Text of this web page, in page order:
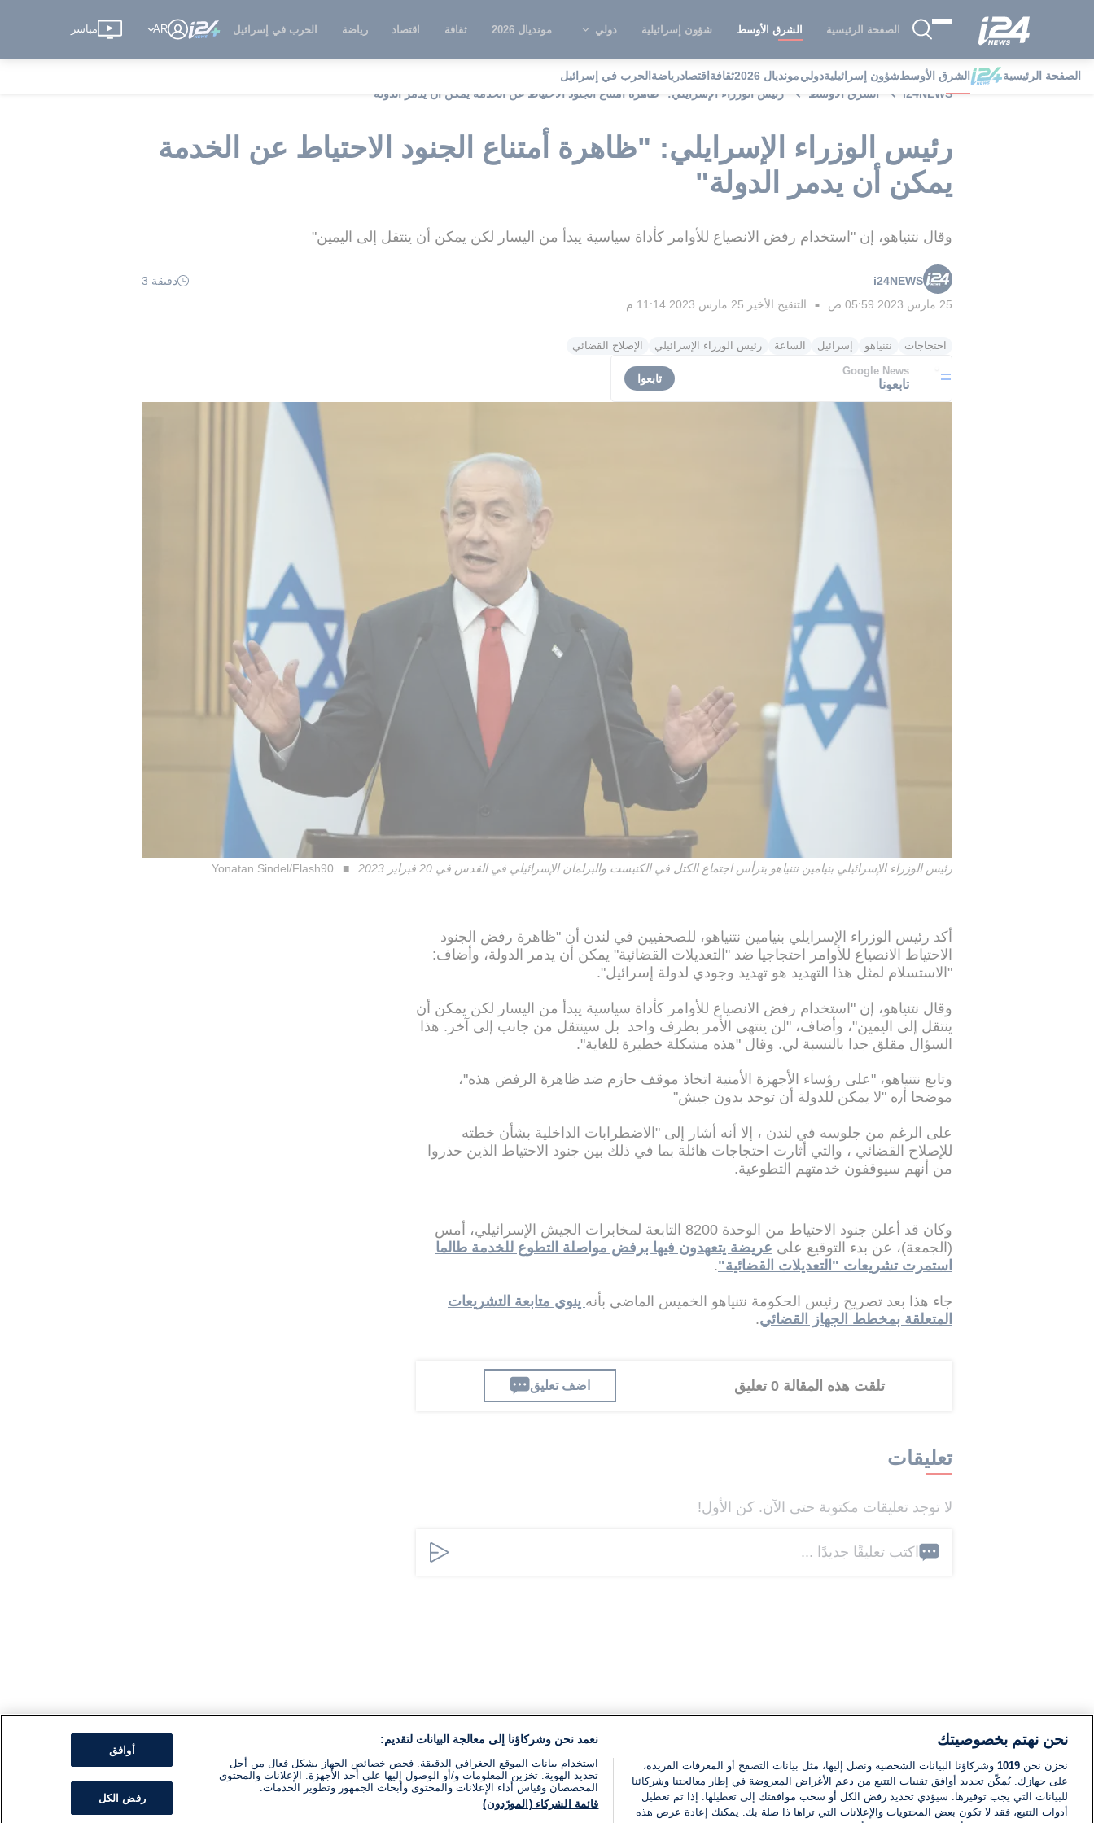
الصفحة الرئيسية الشرق الأوسط شؤون إسرائيلية دولي مونديال 2026 ثقافة اقتصاد رياضة الحرب في إسرائيل AR مباشر
الصفحة الرئيسية الشرق الأوسطشؤون إسرائيليةدوليمونديال 2026 ثقافة اقتصادرياضة الحرب في إسرائيل
i24NEWS
الشرق الأوسط رئيس الوزراء الإسرايلي: "ظاهرة أمتناع الجنود الاحتياط عن الخدمة يمكن أن يدمر الدولة"
رئيس الوزراء الإسرايلي: "ظاهرة أمتناع الجنود الاحتياط عن الخدمة
يمكن أن يدمر الدولة"
وقال نتنياهو، إن "استخدام رفض الانصياع للأوامر كأداة سياسية يبدأ من اليسار لكن يمكن أن ينتقل إلى اليمين"
i24NEWS
دقيقة 3
25 مارس 2023 05:59 ص
■ التنقيح الأخير 25 مارس 2023 11:14 م
احتجاجات نتنياهو إسرائيل الساعة رئيس الوزراء الإسرائيلي الإصلاح القضائي
Google News
تابعونا تابعوا
رئيس الوزراء الإسرائيلي بنيامين نتنياهو يترأس اجتماع الكتل في الكنيست والبرلمان الإسرائيلي في القدس في 20 فبراير 2023 Yonatan Sindel/Flash90
أكد رئيس الوزراء الإسرايلي بنيامين نتنياهو، للصحفيين في لندن أن "ظاهرة رفض الجنود
الاحتياط الانصياع للأوامر احتجاجيا ضد "التعديلات القضائية" يمكن أن يدمر الدولة، وأضاف:
"الاستسلام لمثل هذا التهديد هو تهديد وجودي لدولة إسرائيل".
وقال نتنياهو، إن "استخدام رفض الانصياع للأوامر كأداة سياسية يبدأ من اليسار لكن يمكن أن
ينتقل إلى اليمين"، وأضاف، "لن ينتهي الأمر بطرف واحد بل سينتقل من جانب إلى آخر. هذا
السؤال مقلق جدا بالنسبة لي. وقال "هذه مشكلة خطيرة للغاية".
وتابع نتنياهو، "على رؤساء الأجهزة الأمنية اتخاذ موقف حازم ضد ظاهرة الرفض هذه"،
موضحا أ٫ه "لا يمكن للدولة أن توجد بدون جيش"
على الرغم من جلوسه في لندن ، إلا أنه أشار إلى "الاضطرابات الداخلية بشأن خطته
للإصلاح القضائي ، والتي أثارت احتجاجات هائلة بما في ذلك بين جنود الاحتياط الذين حذروا
من أنهم سيوقفون خدمتهم التطوعية.
وكان قد أعلن جنود الاحتياط من الوحدة 8200 التابعة لمخابرات الجيش الإسرائيلي، أمس
(الجمعة)، عن بدء التوقيع على عريضة يتعهدون فيها برفض مواصلة التطوع للخدمة طالما
استمرت تشريعات "التعديلات القضائية".
جاء هذا بعد تصريح رئيس الحكومة نتنياهو الخميس الماضي بأنه ينوي متابعة التشريعات
المتعلقة بمخطط الجهاز القضائي.
تلقت هذه المقالة 0 تعليق اضف تعليق
تعليقات
لا توجد تعليقات مكتوبة حتى الآن. كن الأول!
اكتب تعليقًا جديدًا ...
نحن نهتم بخصوصيتك
نخزن نحن 1019 وشركاؤنا البيانات الشخصية ونصل إليها، مثل بيانات التصفح أو المعرفات الفريدة،
على جهازك. يُمكّن تحديد أوافق تقنيات التتبع من دعم الأغراض المعروضة في إطار معالجتنا وشركائنا
للبيانات التي يجب توفيرها. سيؤدي تحديد رفض الكل أو سحب موافقتك إلى تعطيلها. إذا تم تعطيل
أدوات التتبع، فقد لا تكون بعض المحتويات والإعلانات التي تراها ذا صلة بك. يمكنك إعادة عرض هذه
نعمد نحن وشركاؤنا إلى معالجة البيانات لتقديم:
استخدام بيانات الموقع الجغرافي الدقيقة. فحص خصائص الجهاز بشكل فعال من أجل
تحديد الهوية. تخزين المعلومات و/أو الوصول إليها على أحد الأجهزة. الإعلانات والمحتوى
المخصصان وقياس أداء الإعلانات والمحتوى وأبحاث الجمهور وتطوير الخدمات.
قائمة الشركاء (المورّدون)
أوافق
رفض الكل